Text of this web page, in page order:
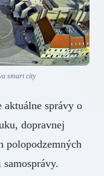
smart city
aktuálne správy o
dopravnej
polopodzemných